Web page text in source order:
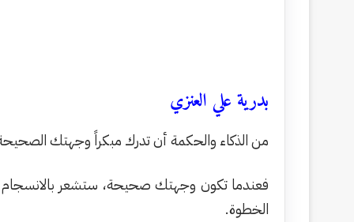
بدرية علي العنزي
من الذكاء والحكمة أن تدرك مبكراً وجهتك
فعندما تكون وجهتك صحيحة، ستشعر بالانسجام
الخطوة.